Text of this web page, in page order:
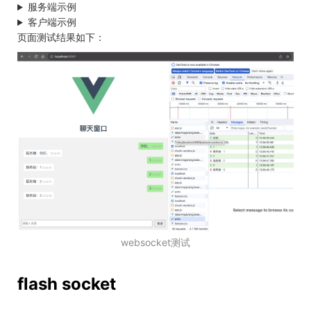
服务端示例
客户端示例
页面测试结果如下：
websocket测试
flash socket